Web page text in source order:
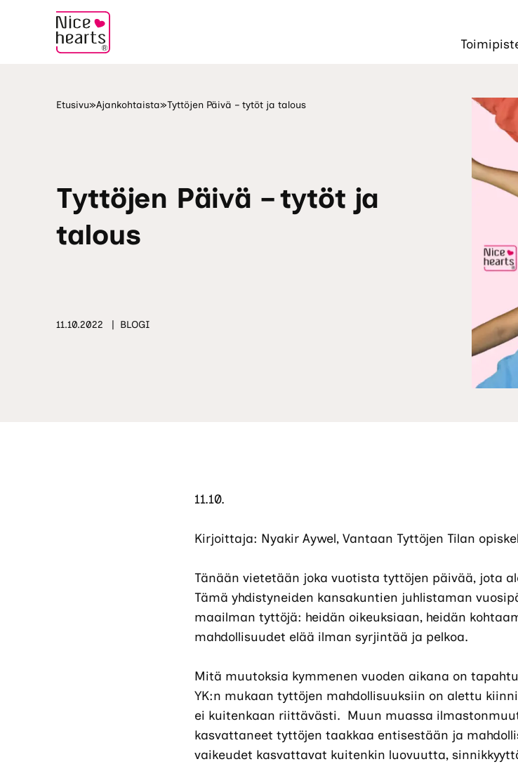
Etusivu»Ajankohtaista»Tyttöjen Päivä – tytöt ja talous
Tyttöjen Päivä – tytöt ja
talous
11.10.2022 BLOGI
11.10.
Kirjoittaja: Nyakir Aywel, Vantaan Tyttöjen Tilan
Tänään vietetään joka vuotista tyttöjen päivää, jota
Tämä yhdistyneiden kansakuntien juhlistaman
maailman tyttöjä: heidän oikeuksiaan, heidän
mahdollisuudet elää ilman syrjintää ja pelkoa.
Mitä muutoksia kymmenen vuoden aikana on
YK:n mukaan tyttöjen mahdollisuuksiin on alettu
ei kuitenkaan riittävästi. Muun muassa
kasvattaneet tyttöjen taakkaa entisestään ja
vaikeudet kasvattavat kuitenkin luovuutta,